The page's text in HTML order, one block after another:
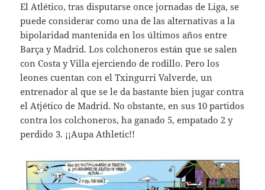
El Atlético, tras disputarse once jornadas de Liga, se
puede considerar como una de las alternativas a la
bipolaridad mantenida en los últimos años entre
Barça y Madrid. Los colchoneros están que se salen
con Costa y Villa ejerciendo de rodillo. Pero los
leones cuentan con el Txingurri Valverde, un
entrenador al que se le da bastante bien jugar contra
el Atjético de Madrid. No obstante, en sus 10 partidos
contra los colchoneros, ha ganado 5, empatado 2 y
perdido 3. ¡¡Aupa Athletic!!